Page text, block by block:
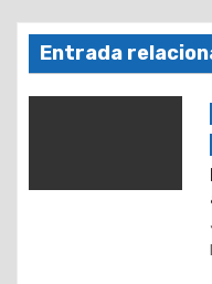
e
n
Entrada